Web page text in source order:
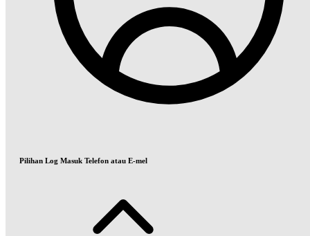
Pilihan Log Masuk Telefon atau E-mel